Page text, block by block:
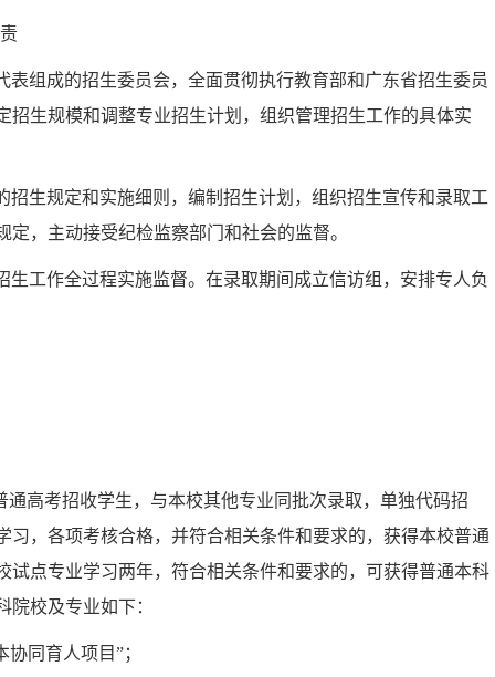
组成的招生委员会，全面贯彻执行教育部和广东省招生委员
生规模和调整专业招生计划，组织管理招生工作的具体实
生规定和实施细则，编制招生计划，组织招生宣传和录取工
，主动接受纪检监察部门和社会的监督。
工作全过程实施监督。在录取期间成立信访组，安排专人负
高考招收学生，与本校其他专业同批次录取，单独代码招
，各项考核合格，并符合相关条件和要求的，获得本校普通
点专业学习两年，符合相关条件和要求的，可获得普通本科
校及专业如下：
同育人项目”；